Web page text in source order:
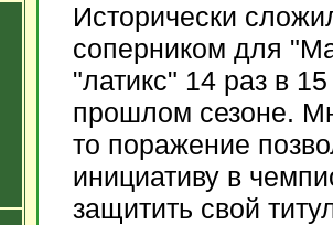
Исторически
соперником для
"латикс" 14 раз в
прошлом сезоне.
то поражение
инициативу в
защитить свой